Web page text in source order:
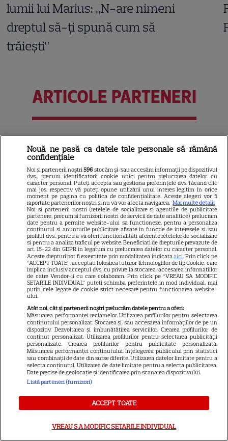
lumii lui Marius: „N-are nimeni
dreptul să-ți spună cum să
trăiești”
ARTICOLE PARTENERI
Horoscop 5 august 2026.
Vărsătorii au nevoie de
abordări mai creative, mai
relaxate în subiectele legate
de câștiguri, venituri și
cheltuieli
Cine poate retrage banii din
contul unei persoane
decedate
Cum coci vinetele la bloc, fără
să umpli casa de fum
Ce este pământul de diatomee
Nouă ne pasă ca datele tale personale să rămână
confidențiale
Noi și partenerii noștri596 stocăm și/sau accesăm informații pe dispozitivul
dvs., precum identificatorii cookie unici pentru prelucrarea datelor cu
caracter personal. Puteți accepta sau gestiona preferințele dvs. făcând clic
mai jos, respectiv vă puteți opune utilizării unui interes legitim în orice
moment pe pagina cu politica de confidențialitate. Aceste alegeri vor fi
raportate partenerilor noștri și nu vă vor afecta navigarea. Mai multe detalii
Noi si partenerii nostri (retelele de socializare si agentiile de publicitate
partenere, precum si furnizorii nostri de servicii de date analitice) prelucram
date pentru a permite website-ului sa functioneze, pentru a personaliza
continutul si anunturile publicitare afisate in functie de interesele si/sau
profilul dvs., pentru a va oferi functionalitati aferente retelelor de socializare
si pentru a analiza traficul pe website. Beneficiati de drepturile prevazute de
art. 15-22 din GDPR in legatura cu prelucrarea datelor cu caracter personal.
Aceste drepturi pot fi exercitate prin modalitatea indicataaici. Prin click pe
“ACCEPT TOATE”, acceptati folosirea tuturor Tehnologiilor de tip Cookie, care
implica inclusiv acceptul dvs. cu privire la stocarea/accesarea informatiilor
de catre Vendor-ii cu care colaboram. Prin click pe “VREAU SA MODIFIC
SETARILE INDIVIDUAL” puteti schimba preferintele in mod individual, mai
putin cele legate de cookie strict necesare pentru functionarea website-
ului.
Atât noi, cât și partenerii noștri prelucrăm datele pentru a oferi:
Măsurarea performanței reclamelor. Utilizarea profilurilor pentru selectarea
conținutului personalizat. Stocarea și/sau accesarea informațiilor de pe un
dispozitiv. Dezvoltarea și îmbunătățirea serviciilor. Crearea profilurilor de
conținut personalizat. Utilizarea profilurilor pentru selectarea publicității
personalizate. Crearea profilurilor pentru publicitate personalizată.
Măsurarea performanței conținutului. Înțelegerea publicului prin statistici
sau combinații de date din surse diferite. Utilizarea datelor limitate pentru a
selecta conținutul. Utilizarea de date limitate pentru a selecta publicitatea.
Date precise de geolocație și identificarea prin scanarea dispozitivului.
Listă parteneri (furnizori)
ACCEPT TOATE
VREAU SA MODIFIC SETARILE INDIVIDUAL